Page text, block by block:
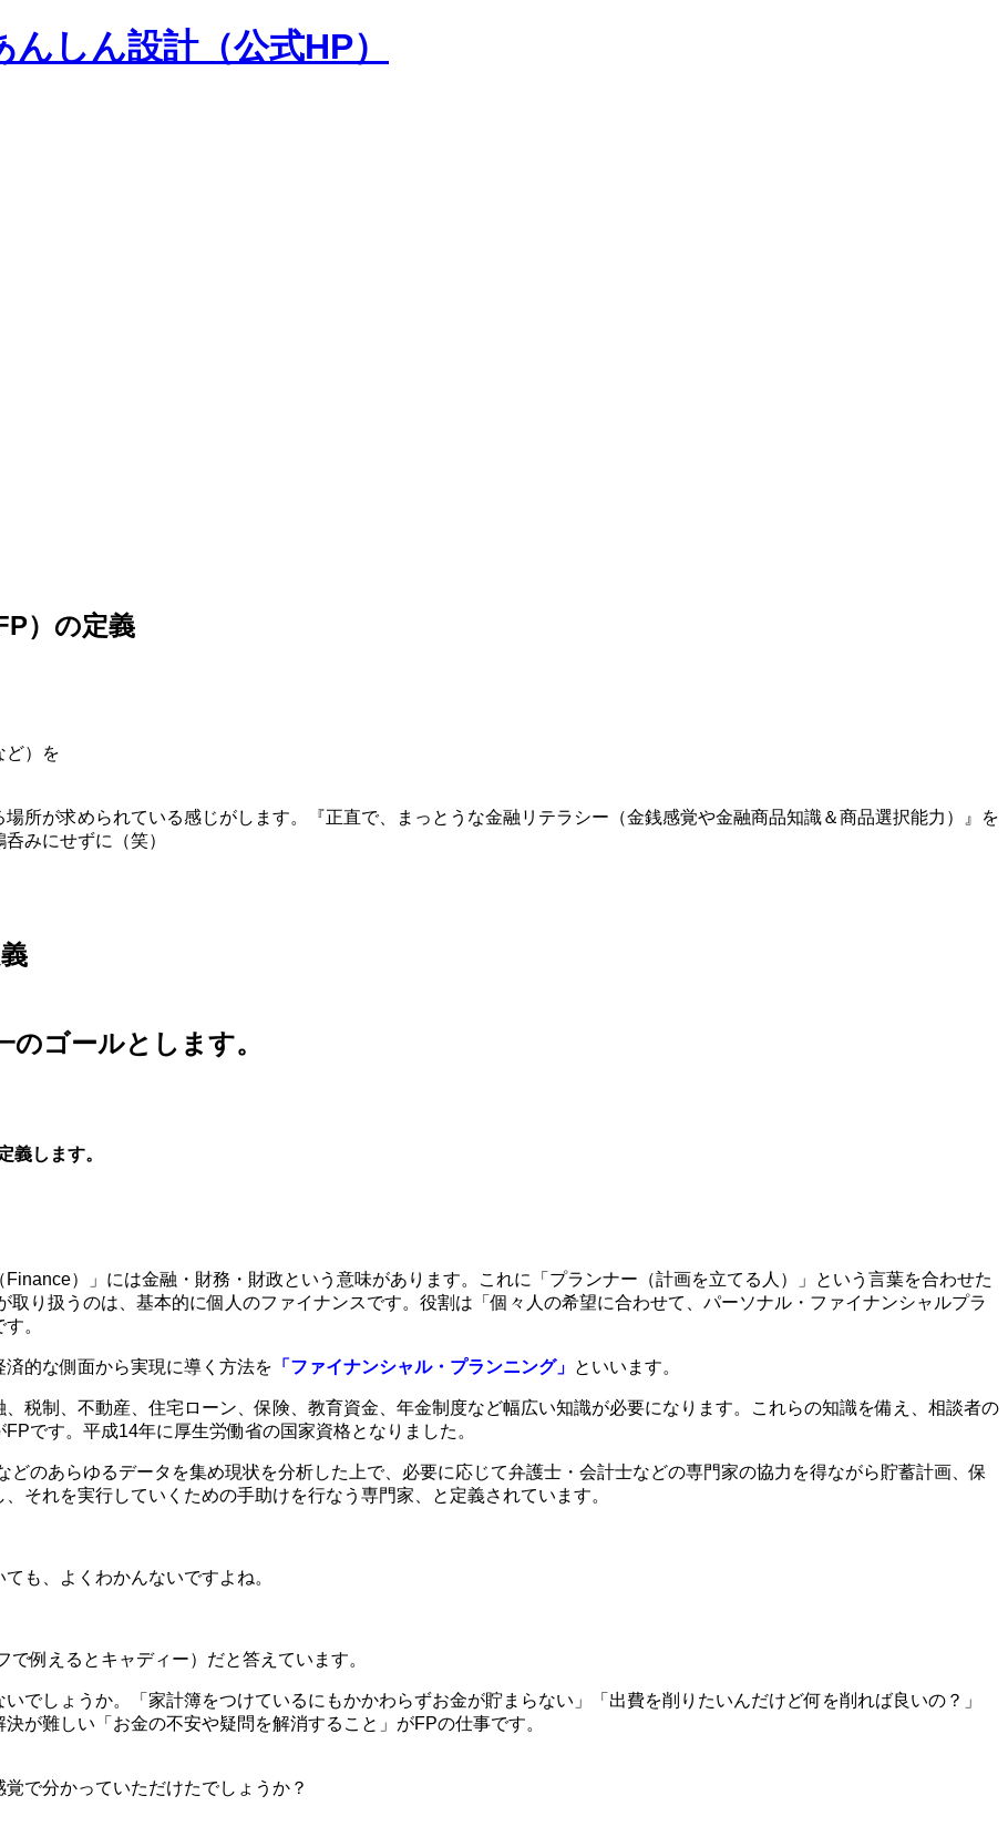
）の定義
ど）を
所が求められている感じがします。『正直で、まっとうな金融リテラシー（金銭感覚や金融商品知識＆商品選択能力）』を
みにせずに（笑）
ゴールとします。
義します。
）」には金融・財務・財政という意味があります。これに「プランナー（計画を立てる人）」という言葉を合わせた
取り扱うのは、基本的に個人のファイナンスです。役割は「個々人の希望に合わせて、パーソナル・ファイナンシャルプラ
。
的な側面から実現に導く方法を 「ファイナンシャル・プランニング」 といいます。
税制、不動産、住宅ローン、保険、教育資金、年金制度など幅広い知識が必要になります。これらの知識を備え、相談者の
です。平成14年に厚生労働省の国家資格となりました。
のあらゆるデータを集め現状を分析した上で、必要に応じて弁護士・会計士などの専門家の協力を得ながら貯蓄計画、保
それを実行していくための手助けを行なう専門家、と定義されています。
も、よくわかんないですよね。
例えるとキャディー）だと答えています。
でしょうか。「家計簿をつけているにもかかわらずお金が貯まらない」「出費を削りたいんだけど何を削れば良いの？」
が難しい「お金の不安や疑問を解消すること」がFPの仕事です。
で分かっていただけたでしょうか？